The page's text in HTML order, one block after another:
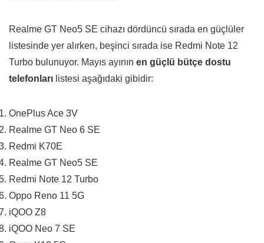
Realme GT Neo5 SE cihazı dördüncü sırada en güçlüler
listesinde yer alırken, beşinci sırada ise Redmi Note 12
Turbo bulunuyor. Mayıs ayının en güçlü bütçe dostu
telefonları listesi aşağıdaki gibidir:
OnePlus Ace 3V
Realme GT Neo 6 SE
Redmi K70E
Realme GT Neo5 SE
Redmi Note 12 Turbo
Oppo Reno 11 5G
iQOO Z8
iQOO Neo 7 SE